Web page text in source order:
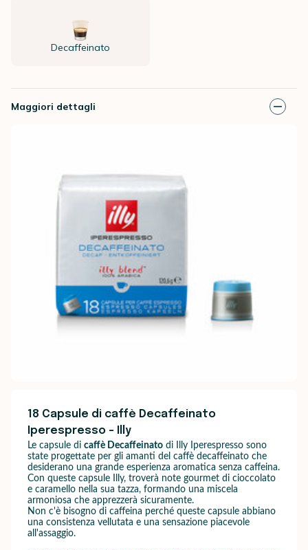
Decaffeinato
Maggiori dettagli
18 Capsule di caffè Decaffeinato
Iperespresso - Illy
Le capsule di caffè Decaffeinato di Illy Iperespresso sono
state progettate per gli amanti del caffè decaffeinato che
desiderano una grande esperienza aromatica senza caffeina.
Con queste capsule Illy, troverà note gourmet di cioccolato
e caramello nella sua tazza, formando una miscela
armoniosa che apprezzerà sicuramente.
Non c'è bisogno di caffeina perché queste capsule abbiano
una consistenza vellutata e una sensazione piacevole
all'assaggio.